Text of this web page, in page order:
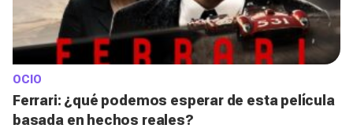
OCIO
Ferrari: ¿qué podemos esperar de esta película
basada en hechos reales?